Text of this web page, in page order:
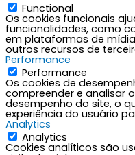
Functional
Os cookies funcionais
funcionalidades, como
em plataformas de
outros recursos de
Performance
Performance
Os cookies de
compreender e analisar
desempenho do site, o
experiência do usuário
Analytics
Analytics
Cookies analíticos são